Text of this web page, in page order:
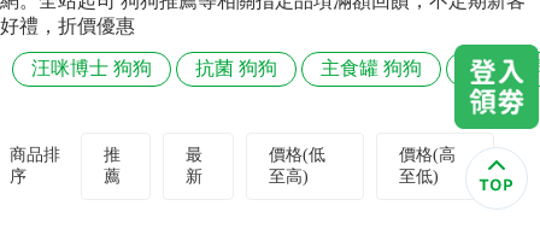
保健／營養品
收藏清單
好禮，折價優惠
汪咪博士 狗狗 抗菌 狗狗 主食罐 狗狗 除臭 狗
商品排
序
推
薦
最
新
價格(低
至高)
價格(高
至低)